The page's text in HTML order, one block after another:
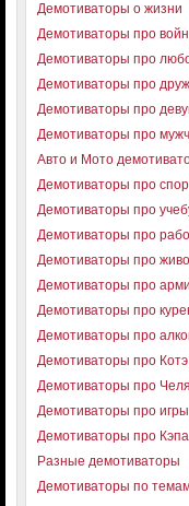
Демотиваторы о жизни
Демотиваторы про
Демотиваторы про
Демотиваторы про
Демотиваторы про
Демотиваторы про
Авто и Мото
Демотиваторы про
Демотиваторы про
Демотиваторы про
Демотиваторы про
Демотиваторы про
Демотиваторы про
Демотиваторы про
Демотиваторы про Котэ
Демотиваторы про
Демотиваторы про игры
Демотиваторы про Кэпа
Разные демотиваторы
Демотиваторы по